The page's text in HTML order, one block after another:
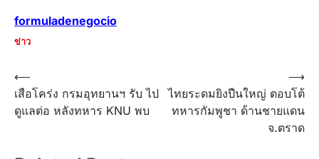
formuladenegocio
ข่าว
Post
navigation
⟵
เสือโคร่ง กรมอุทยานฯ รับ ไป
ดูแลต่อ หลังทหาร KNU พบ
ไทยระดมยิงปืนใหญ่ ตอบโต้
ทหารกัมพูชา ด้านชายแดน
จ.ตราด
⟶